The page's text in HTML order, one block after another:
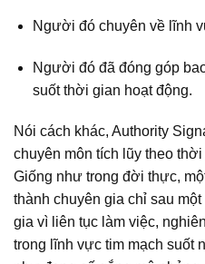
Người đó chuyên về lĩnh
Người đó đã đóng góp
suốt thời gian hoạt động.
Nói cách khác, Authority
chuyên môn tích lũy theo thời
Giống như trong đời thực,
thành chuyên gia chỉ sau
gia vì liên tục làm việc,
trong lĩnh vực tim mạch suốt